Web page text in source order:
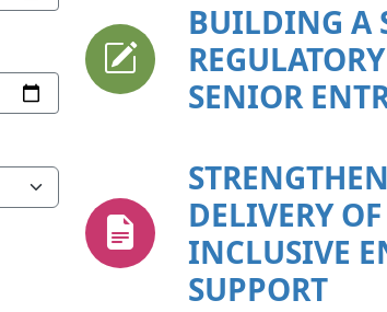
BUILDING A
SENIOR
DELIVERY
INCLUSIVE
SUPPORT